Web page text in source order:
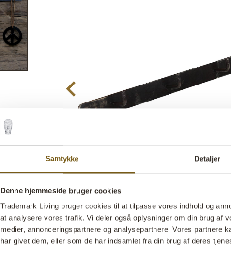
Samtykke Detaljer
Denne hjemmeside bruger cookies
Trademark Living bruger cookies til at tilpasse vores indhold og
at analysere vores trafik. Vi deler også oplysninger om din brug af
medier, annonceringspartnere og analysepartnere. Vores partnere
har givet dem, eller som de har indsamlet fra din brug af deres